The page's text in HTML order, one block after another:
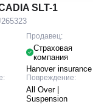
SLT-1
Продавец:
Страховая
компания
Hanover insurance
Повреждение:
All Over |
Suspension